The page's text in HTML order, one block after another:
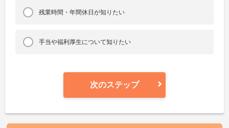
残業時間・年間休日が知りたい
手当や福利厚生について知りたい
次のステップ